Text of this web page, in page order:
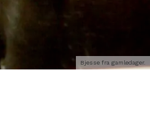
Bjesse fra gamledager.